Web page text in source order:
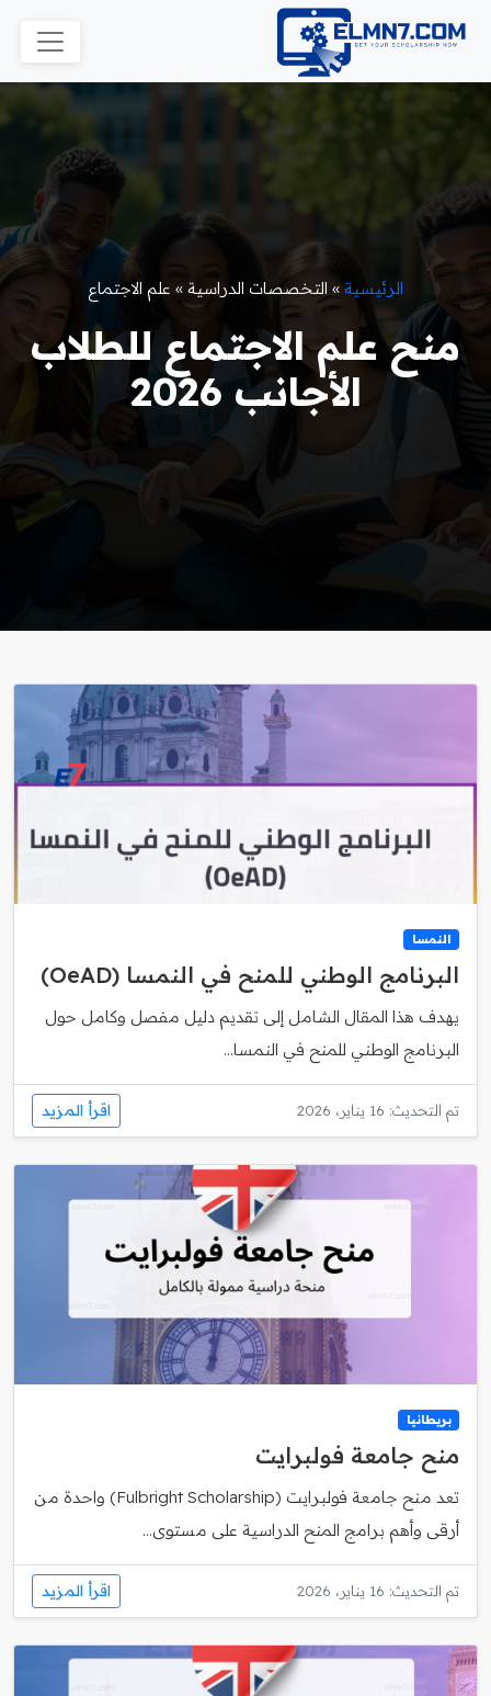
الرئيسية » التخصصات الدراسية » علم الاجتماع
منح علم الاجتماع للطلاب
الأجانب 2026
النمسا
البرنامج الوطني للمنح في النمسا (OeAD)
يهدف هذا المقال الشامل إلى تقديم دليل مفصل وكامل حول
البرنامج الوطني للمنح في النمسا...
تم التحديث: 16 يناير، 2026 اقرأ المزيد
بريطانيا
منح جامعة فولبرايت
تعد منح جامعة فولبرايت (Fulbright Scholarship) واحدة من
أرقى وأهم برامج المنح الدراسية على مستوى...
تم التحديث: 16 يناير، 2026 اقرأ المزيد